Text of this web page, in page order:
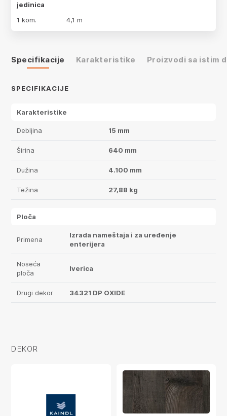
jedinica
1 kom.
4,1 m
Specifikacije Karakteristike Proizvodi sa istim
SPECIFIKACIJE
Karakteristike
Debljina 15 mm
Širina 640 mm
Dužina 4.100 mm
Težina 27,88 kg
Ploča
Primena
Izrada nameštaja i za uređenje
enterijera
Noseća
ploča
Iverica
Drugi dekor 34321 DP OXIDE
DEKOR